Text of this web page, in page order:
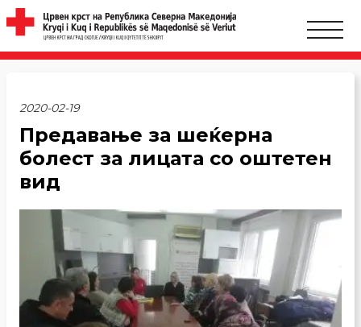
2020-02-19
Предавање за шеќерна
болест за лицата со оштетен
вид